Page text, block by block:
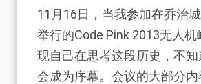
11月16日，当我参加在乔治
举行的Code Pink 2013无人
现自己在思考这段历史，不
会成为序幕。会议的大部分